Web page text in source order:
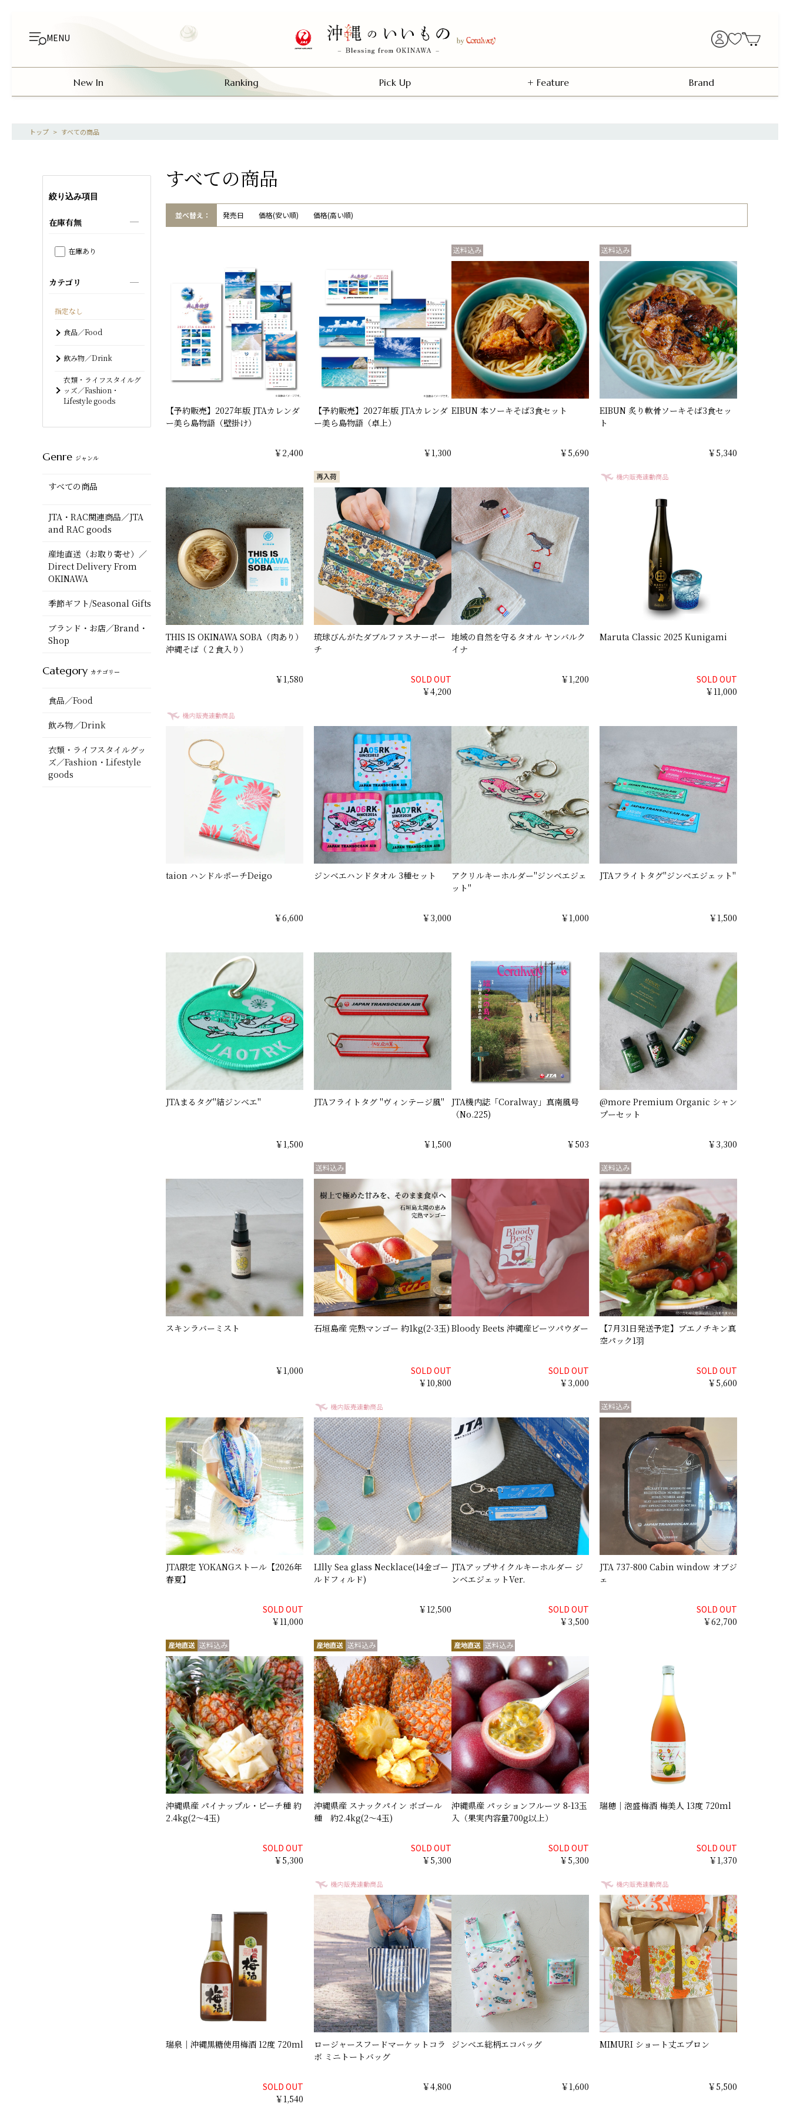
MENU
New In Ranking Pick Up + Feature Brand
> すべての商品
絞り込み項目
在庫有無
在庫あり
カテゴリ
指定なし
食品／Food
飲み物／Drink
衣類・ライフスタイルグ
ッズ／Fashion・
Lifestyle goods
Genre ジャンル
すべての商品
JTA・RAC関連商品／JTA
and RAC goods
産地直送（お取り寄せ）／
Direct Delivery From
OKINAWA
季節ギフト/Seasonal Gifts
ブランド・お店／Brand・
Shop
Category カテゴリー
食品／Food
飲み物／Drink
衣類・ライフスタイルグッ
ズ／Fashion・Lifestyle
goods
すべての商品
並べ替え： 発売日 価格(安い順) 価格(高い順)
【予約販売】2027年版 JTAカレンダ
ー美ら島物語（壁掛け）
￥2,400
【予約販売】2027年版 JTAカレンダ
ー美ら島物語（卓上）
￥1,300
EIBUN 本ソーキそば3食セット
￥5,690
EIBUN 炙り軟骨ソーキそば3食セッ
ト
￥5,340
THIS IS OKINAWA SOBA（肉あり）
沖縄そば（２食入り）
￥1,580
琉球びんがたダブルファスナーポー
チ
SOLD OUT
￥4,200
地域の自然を守るタオル ヤンバルク
イナ
￥1,200
Maruta Classic 2025 Kunigami
SOLD OUT
￥11,000
taion ハンドルポーチDeigo
￥6,600
ジンベエハンドタオル 3種セット
￥3,000
アクリルキーホルダー"ジンベエジェ
ット"
￥1,000
JTAフライトタグ"ジンベエジェット"
￥1,500
JTAまるタグ"結ジンベエ"
￥1,500
JTAフライトタグ "ヴィンテージ風"
￥1,500
JTA機内誌「Coralway」真南風号
（No.225)
￥503
@more Premium Organic シャン
プーセット
￥3,300
スキンラバーミスト
￥1,000
石垣島産 完熟マンゴー 約1kg(2-3玉)
SOLD OUT
￥10,800
Bloody Beets 沖縄産ビーツパウダー
SOLD OUT
￥3,000
【7月31日発送予定】ブエノチキン真
空パック1羽
SOLD OUT
￥5,600
JTA限定 YOKANGストール【2026年
春夏】
SOLD OUT
￥11,000
LIlly Sea glass Necklace(14金ゴー
ルドフィルド)
￥12,500
JTAアップサイクルキーホルダー ジ
ンベエジェットVer.
SOLD OUT
￥3,500
JTA 737-800 Cabin window オブジ
ェ
SOLD OUT
￥62,700
沖縄県産 パイナップル・ピーチ種 約
2.4kg(2～4玉)
SOLD OUT
￥5,300
沖縄県産 スナックパイン ボゴール
種 約2.4kg(2～4玉)
SOLD OUT
￥5,300
沖縄県産 パッションフルーツ 8-13玉
入（果実内容量700g以上）
SOLD OUT
￥5,300
瑞穂｜泡盛梅酒 梅美人 13度 720ml
SOLD OUT
￥1,370
瑞泉｜沖縄黒糖使用梅酒 12度 720ml
SOLD OUT
￥1,540
ロージャースフードマーケットコラ
ボ ミニトートバッグ
￥4,800
ジンベエ総柄エコバッグ
￥1,600
MIMURI ショート丈エプロン
￥5,500